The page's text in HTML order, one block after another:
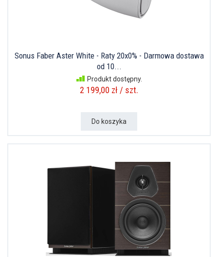
Sonus Faber Aster White - Raty 20x0% - Darmowa dostawa
od 10...
Produkt dostępny.
2 199,00 zł / szt.
Do koszyka